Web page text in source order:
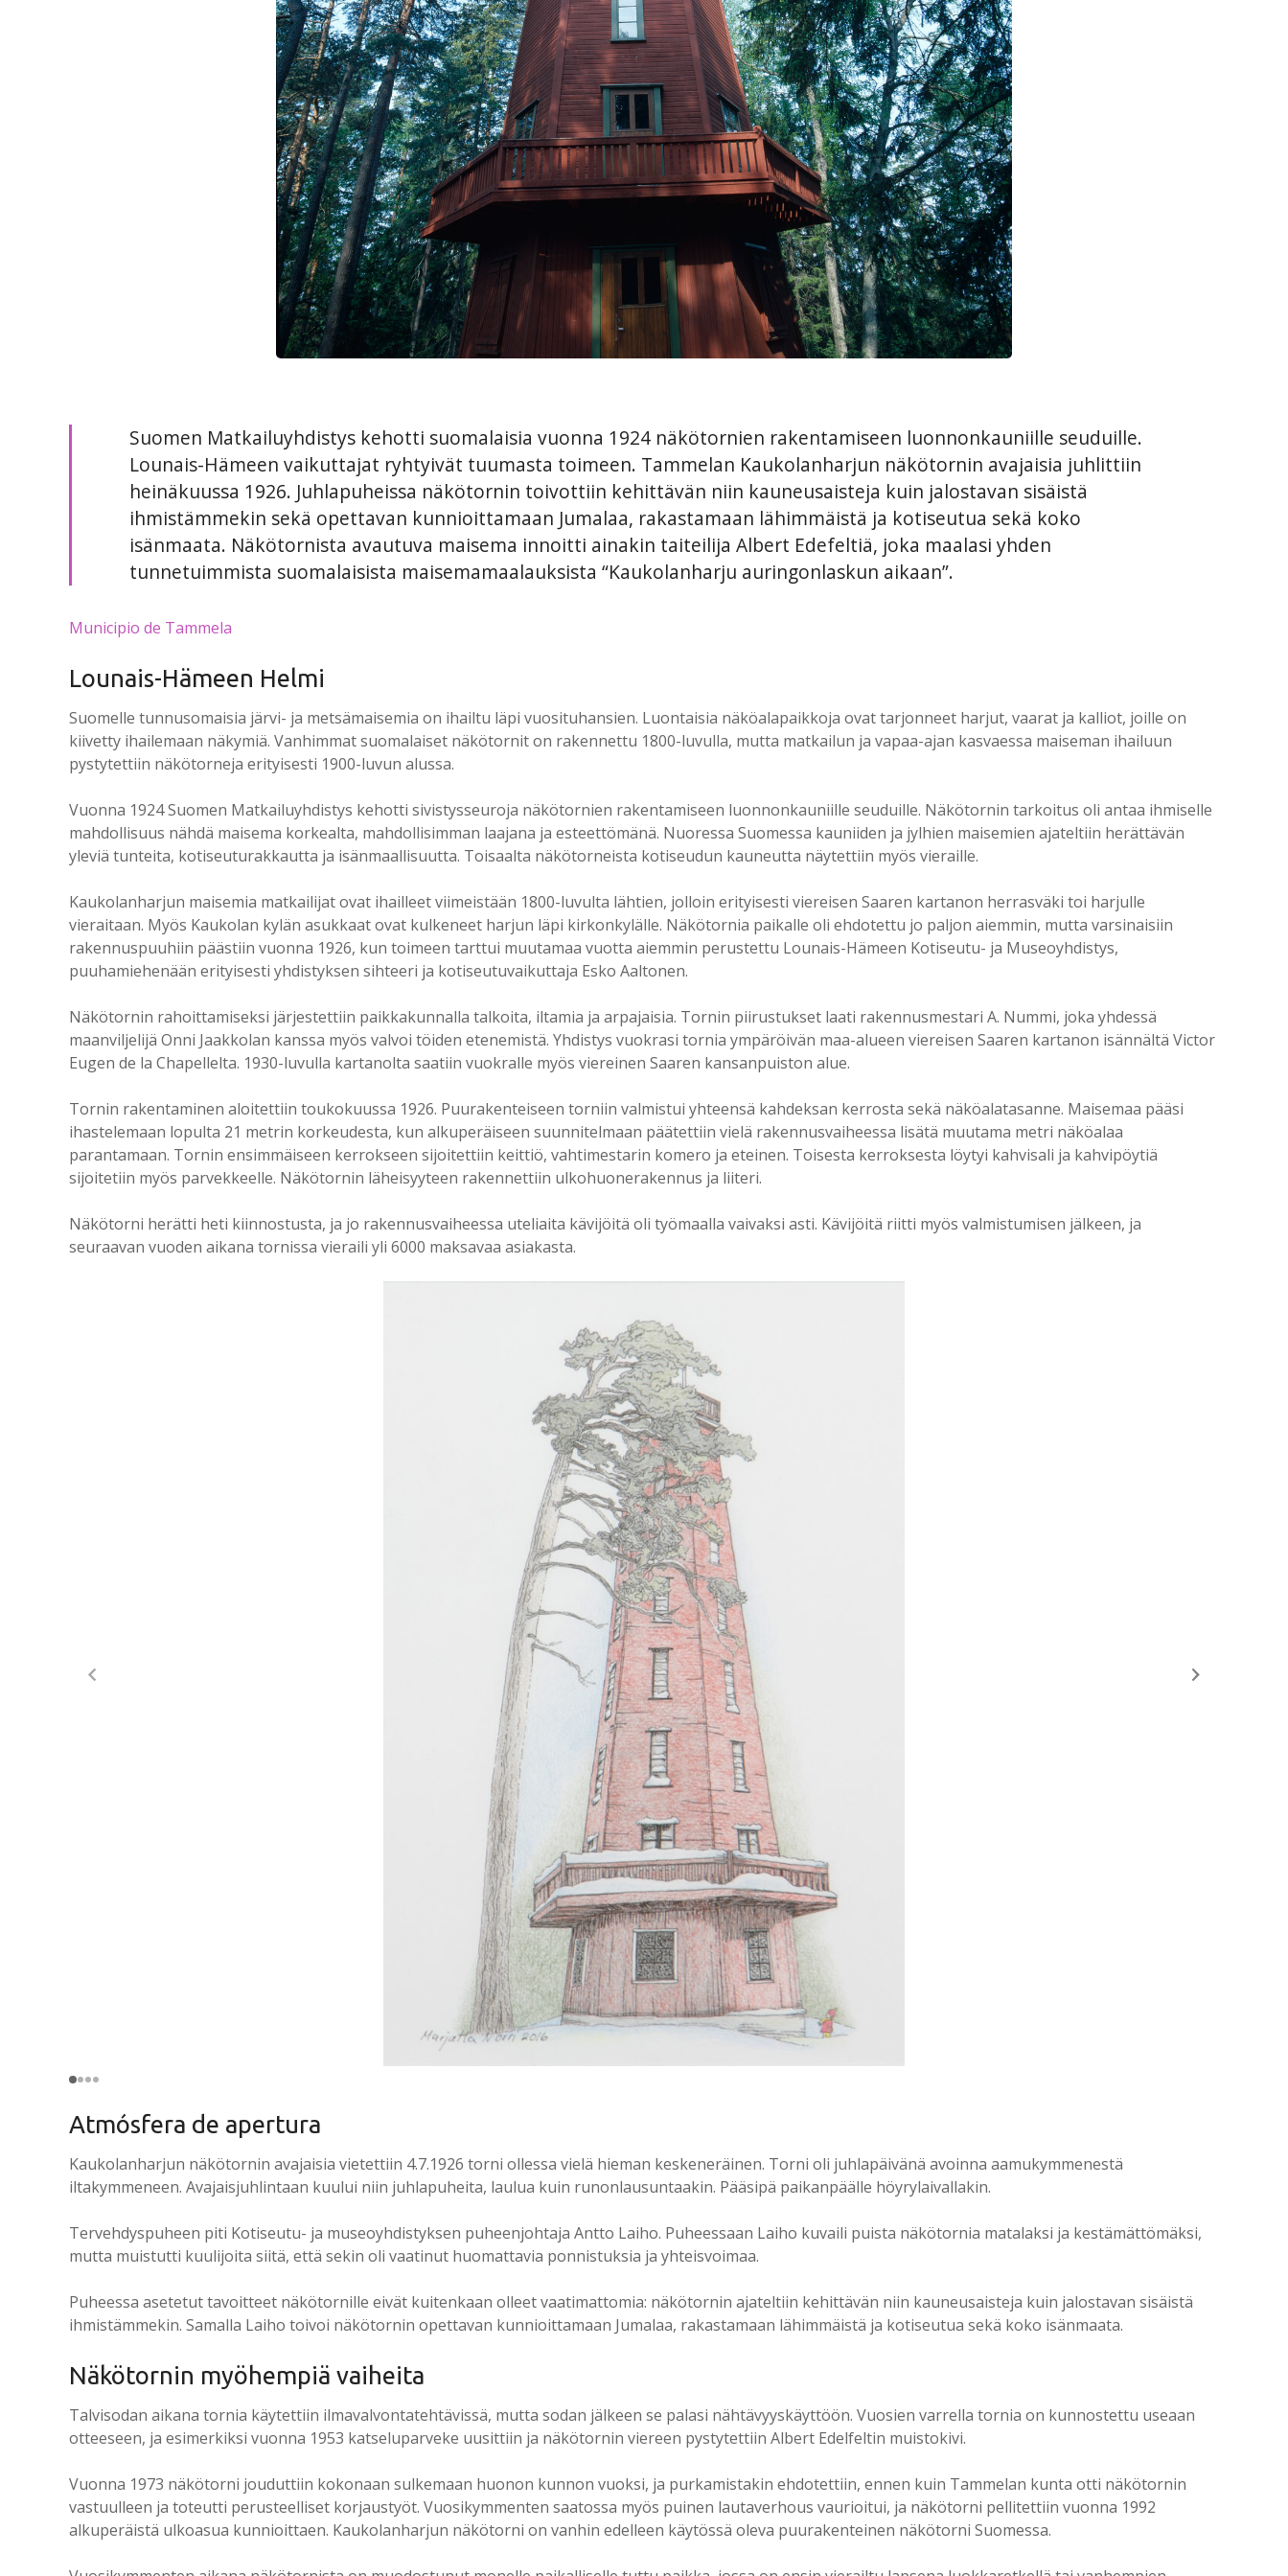
Suomen Matkailuyhdistys kehotti suomalaisia vuonna 1924 näkötornien rakentamiseen luonnonkauniille seuduille.
Lounais-Hämeen vaikuttajat ryhtyivät tuumasta toimeen. Tammelan Kaukolanharjun näkötornin avajaisia juhlittiin
heinäkuussa 1926. Juhlapuheissa näkötornin toivottiin kehittävän niin kauneusaisteja kuin jalostavan sisäistä
ihmistämmekin sekä opettavan kunnioittamaan Jumalaa, rakastamaan lähimmäistä ja kotiseutua sekä koko
isänmaata. Näkötornista avautuva maisema innoitti ainakin taiteilija Albert Edefeltiä, joka maalasi yhden
tunnetuimmista suomalaisista maisemamaalauksista “Kaukolanharju auringonlaskun aikaan”.
Municipio de Tammela
Lounais-Hämeen Helmi
Suomelle tunnusomaisia järvi- ja metsämaisemia on ihailtu läpi vuosituhansien. Luontaisia näköalapaikkoja ovat tarjonneet harjut, vaarat ja kalliot, joille on
kiivetty ihailemaan näkymiä. Vanhimmat suomalaiset näkötornit on rakennettu 1800-luvulla, mutta matkailun ja vapaa-ajan kasvaessa maiseman ihailuun
pystytettiin näkötorneja erityisesti 1900-luvun alussa.
Vuonna 1924 Suomen Matkailuyhdistys kehotti sivistysseuroja näkötornien rakentamiseen luonnonkauniille seuduille. Näkötornin tarkoitus oli antaa ihmiselle
mahdollisuus nähdä maisema korkealta, mahdollisimman laajana ja esteettömänä. Nuoressa Suomessa kauniiden ja jylhien maisemien ajateltiin herättävän
yleviä tunteita, kotiseuturakkautta ja isänmaallisuutta. Toisaalta näkötorneista kotiseudun kauneutta näytettiin myös vieraille.
Kaukolanharjun maisemia matkailijat ovat ihailleet viimeistään 1800-luvulta lähtien, jolloin erityisesti viereisen Saaren kartanon herrasväki toi harjulle
vieraitaan. Myös Kaukolan kylän asukkaat ovat kulkeneet harjun läpi kirkonkylälle. Näkötornia paikalle oli ehdotettu jo paljon aiemmin, mutta varsinaisiin
rakennuspuuhiin päästiin vuonna 1926, kun toimeen tarttui muutamaa vuotta aiemmin perustettu Lounais-Hämeen Kotiseutu- ja Museoyhdistys,
puuhamiehenään erityisesti yhdistyksen sihteeri ja kotiseutuvaikuttaja Esko Aaltonen.
Näkötornin rahoittamiseksi järjestettiin paikkakunnalla talkoita, iltamia ja arpajaisia. Tornin piirustukset laati rakennusmestari A. Nummi, joka yhdessä
maanviljelijä Onni Jaakkolan kanssa myös valvoi töiden etenemistä. Yhdistys vuokrasi tornia ympäröivän maa-alueen viereisen Saaren kartanon isännältä Victor
Eugen de la Chapellelta. 1930-luvulla kartanolta saatiin vuokralle myös viereinen Saaren kansanpuiston alue.
Tornin rakentaminen aloitettiin toukokuussa 1926. Puurakenteiseen torniin valmistui yhteensä kahdeksan kerrosta sekä näköalatasanne. Maisemaa pääsi
ihastelemaan lopulta 21 metrin korkeudesta, kun alkuperäiseen suunnitelmaan päätettiin vielä rakennusvaiheessa lisätä muutama metri näköalaa
parantamaan. Tornin ensimmäiseen kerrokseen sijoitettiin keittiö, vahtimestarin komero ja eteinen. Toisesta kerroksesta löytyi kahvisali ja kahvipöytiä
sijoitetiin myös parvekkeelle. Näkötornin läheisyyteen rakennettiin ulkohuonerakennus ja liiteri.
Näkötorni herätti heti kiinnostusta, ja jo rakennusvaiheessa uteliaita kävijöitä oli työmaalla vaivaksi asti. Kävijöitä riitti myös valmistumisen jälkeen, ja
seuraavan vuoden aikana tornissa vieraili yli 6000 maksavaa asiakasta.
Atmósfera de apertura
Kaukolanharjun näkötornin avajaisia vietettiin 4.7.1926 torni ollessa vielä hieman keskeneräinen. Torni oli juhlapäivänä avoinna aamukymmenestä
iltakymmeneen. Avajaisjuhlintaan kuului niin juhlapuheita, laulua kuin runonlausuntaakin. Pääsipä paikanpäälle höyrylaivallakin.
Tervehdyspuheen piti Kotiseutu- ja museoyhdistyksen puheenjohtaja Antto Laiho. Puheessaan Laiho kuvaili puista näkötornia matalaksi ja kestämättömäksi,
mutta muistutti kuulijoita siitä, että sekin oli vaatinut huomattavia ponnistuksia ja yhteisvoimaa.
Puheessa asetetut tavoitteet näkötornille eivät kuitenkaan olleet vaatimattomia: näkötornin ajateltiin kehittävän niin kauneusaisteja kuin jalostavan sisäistä
ihmistämmekin. Samalla Laiho toivoi näkötornin opettavan kunnioittamaan Jumalaa, rakastamaan lähimmäistä ja kotiseutua sekä koko isänmaata.
Näkötornin myöhempiä vaiheita
Talvisodan aikana tornia käytettiin ilmavalvontatehtävissä, mutta sodan jälkeen se palasi nähtävyyskäyttöön. Vuosien varrella tornia on kunnostettu useaan
otteeseen, ja esimerkiksi vuonna 1953 katseluparveke uusittiin ja näkötornin viereen pystytettiin Albert Edelfeltin muistokivi.
Vuonna 1973 näkötorni jouduttiin kokonaan sulkemaan huonon kunnon vuoksi, ja purkamistakin ehdotettiin, ennen kuin Tammelan kunta otti näkötornin
vastuulleen ja toteutti perusteelliset korjaustyöt. Vuosikymmenten saatossa myös puinen lautaverhous vaurioitui, ja näkötorni pellitettiin vuonna 1992
alkuperäistä ulkoasua kunnioittaen. Kaukolanharjun näkötorni on vanhin edelleen käytössä oleva puurakenteinen näkötorni Suomessa.